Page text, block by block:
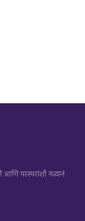
आणि परस्परांशी नव्यानं